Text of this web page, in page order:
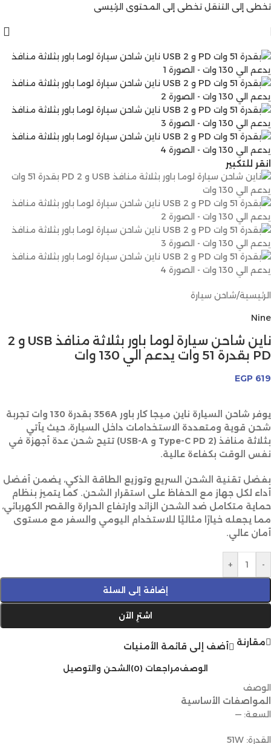
تخطي إلى التنقل تخطي إلى المحتوى الرئيسي
انقر للتكبير
الرئيسية/شاحن سيارة
Nine
ناين شاحن سيارة لوما باور بثلاثة منافذ USB و 2
PD بقدرة 51 وات يدعم الي 130 وات
EGP 619
يوفر شاحن السيارة ناين ميجا كار باور 356A بقدرة 130 وات تجربة
شحن قوية ومتعددة الاستخدامات داخل السيارة، حيث يأتي
بثلاثة منافذ (2 Type-C PD و USB-A) تتيح شحن عدة أجهزة في
نفس الوقت بكفاءة عالية.
بفضل تقنية الشحن السريع وتوزيع الطاقة الذكي، يضمن أفضل
أداء لكل جهاز مع الحفاظ على استقرار الشحن. كما يتميز بنظام
حماية متكامل ضد الشحن الزائد وارتفاع الحرارة والقصر الكهربائي،
مما يجعله خيارًا مثاليًا للاستخدام اليومي والسفر مع مستوى
أمان عالي.
-
+
إضافة إلى السلة
اشترِ الآن
مقارنة أضف إلى قائمة الأمنيات
الوصفمراجعات (0) الشحن والتوصيل
الوصف
المواصفات الأساسية
السعة: —
القدرة: 51W